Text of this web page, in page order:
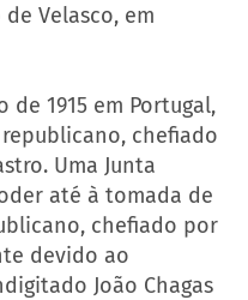
Velasco, em
de 1915 em Portugal,
chefiado
Uma Junta
até à tomada de
chefiado por
devido ao
João Chagas